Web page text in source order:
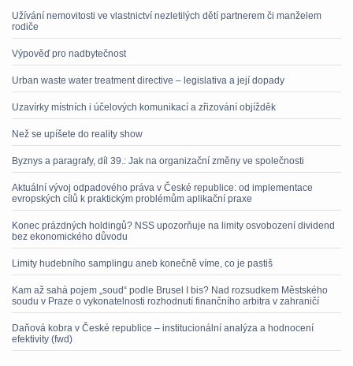
Užívání nemovitosti ve vlastnictví nezletilých dětí partnerem či manželem
rodiče
Výpověď pro nadbytečnost
Urban waste water treatment directive – legislativa a její dopady
Uzavírky místních i účelových komunikací a zřizování objížděk
Než se upíšete do reality show
Byznys a paragrafy, díl 39.: Jak na organizační změny ve společnosti
Aktuální vývoj odpadového práva v České republice: od implementace
evropských cílů k praktickým problémům aplikační praxe
Konec prázdných holdingů? NSS upozorňuje na limity osvobození dividend
bez ekonomického důvodu
Limity hudebního samplingu aneb konečně víme, co je pastiš
Kam až sahá pojem „soud“ podle Brusel I bis? Nad rozsudkem Městského
soudu v Praze o vykonatelnosti rozhodnutí finančního arbitra v zahraničí
Daňová kobra v České republice – institucionální analýza a hodnocení
efektivity (fwd)